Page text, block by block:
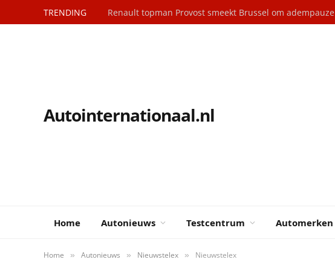
TRENDING Renault topman Provost smeekt Brussel om adempauze
Autointernationaal.nl
Home Autonieuws Testcentrum Automerken
Home » Autonieuws » Nieuwstelex » Nieuwstelex